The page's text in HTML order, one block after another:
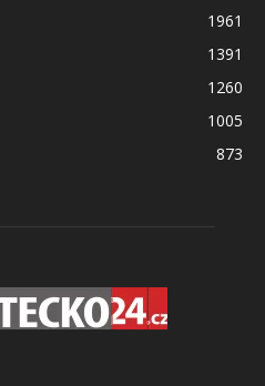
1961
1391
1260
1005
873